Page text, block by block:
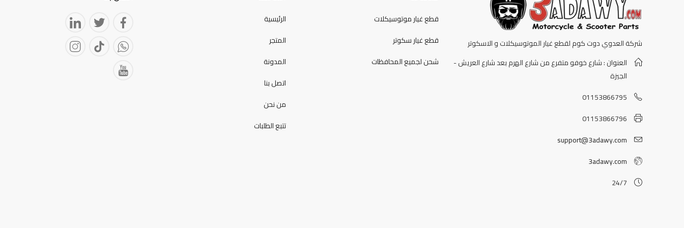
شركة العدوي دوت كوم لقطع غيار الموتوسيكلات و الاسكوتر
العنوان : شارع خوفو متفرع من شارع الهرم بعد شارع العريش -
الجيزة
01153866795
01153866796
support@3adawy.com
3adawy.com
24/7
قطع غيار موتوسيكلات
قطع غيار سكوتر
شحن لجميع المحافظات
الرئيسية
المتجر
المدونة
اتصل بنا
من نحن
تتبع الطلبات